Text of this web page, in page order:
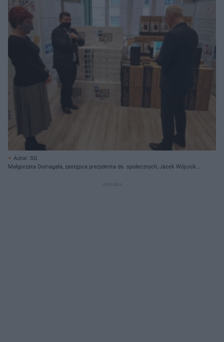
Autor: SG
Małgorzata Domagała, zastępca prezydenta ds. społecznych, Jacek Wójcicki